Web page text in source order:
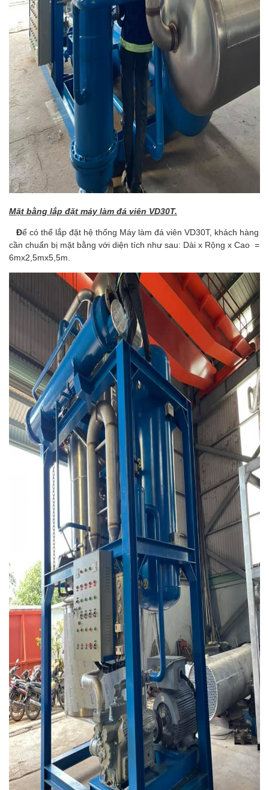
Mặt bằng lắp đặt máy làm đá viên VD30T.
Để có thể lắp đặt hệ thống Máy làm đá viên VD30T, khách hàng
cần chuẩn bị mặt bằng với diện tích như sau: Dài x Rộng x Cao =
6mx2,5mx5,5m.